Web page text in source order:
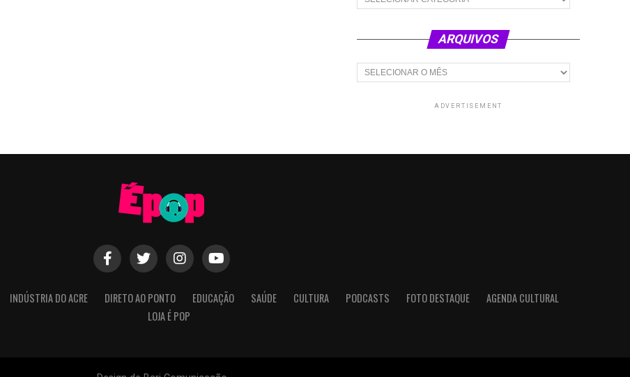
ARQUIVOS
Arquivos
ADVERTISEMENT
INDÚSTRIA DO ACRE DIRETO AO PONTO EDUCAÇÃO SAÚDE CULTURA PODCASTS FOTO DESTAQUE
AGENDA CULTURAL
LOJA É POP